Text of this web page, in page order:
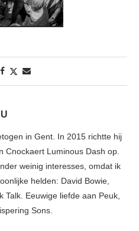
in Gent. In 2015 richtte hij
Cnockaert Luminous Dash op.
weinig interesses, omdat ik
helden: David Bowie,
Talk. Eeuwige liefde aan Peuk,
Sons.